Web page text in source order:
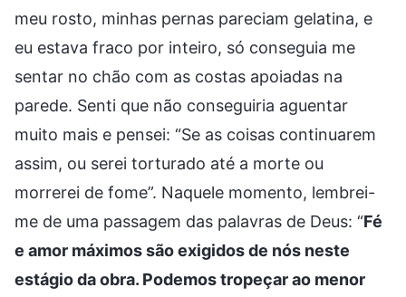
meu rosto, minhas pernas pareciam gelatina, e
eu estava fraco por inteiro, só conseguia me
sentar no chão com as costas apoiadas na
parede. Senti que não conseguiria aguentar
muito mais e pensei: “Se as coisas continuarem
assim, ou serei torturado até a morte ou
morrerei de fome”. Naquele momento, lembrei-
me de uma passagem das palavras de Deus: “Fé
e amor máximos são exigidos de nós neste
estágio da obra. Podemos tropeçar ao menor